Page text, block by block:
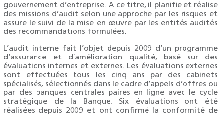
gouvernement d’entreprise. A ce titre, il planifie et réalise
des missions d’audit selon une approche par les risques et
assure le suivi de la mise en œuvre par les entités audités
des recommandations formulées.
L’audit interne fait l’objet depuis 2009 d’un programme
d’assurance et d’amélioration qualité, basé sur des
évaluations internes et externes. Les évaluations externes
sont effectuées tous les cinq ans par des cabinets
spécialisés, sélectionnés dans le cadre d’appels d’offres ou
par des banques centrales paires en ligne avec le cycle
stratégique de la Banque. Six évaluations ont été
réalisées depuis 2009 et ont confirmé la conformité de